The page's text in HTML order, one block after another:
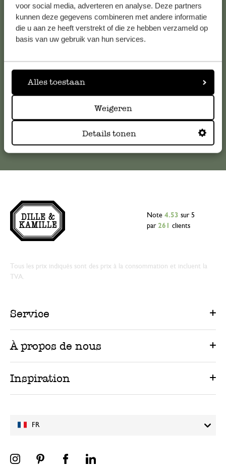
voor social media, adverteren en analyse. Deze partners
kunnen deze gegevens combineren met andere informatie
die u aan ze heeft verstrekt of die ze hebben verzameld op
basis van uw gebruik van hun services.
Alles toestaan
Weigeren
Details tonen
Service clientèle
Pour toute question ou demande de conseil ou d’aide,
veuillez contacter notre service clientèle. Ou retrouvez ici
serviceclientele@dille-kamille.com
Service client en ligne
FR
Note 4.53 sur 5
par 261 clients
Tous les prix indiqués sont des prix à la consommation et incluent la
TVA.
Service
À propos de nous
Inspiration